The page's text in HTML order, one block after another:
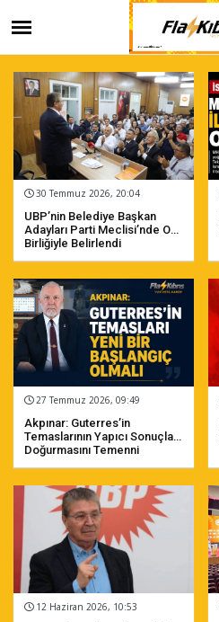
30 Temmuz 2026, 20:04
UBP’nin Belediye Başkan
Adayları Parti Meclisi’nde Oy
Birliğiyle Belirlendi
27 Temmuz 2026, 09:49
Akpınar: Guterres’in
Temaslarının Yapıcı Sonuçlar
Doğurmasını Temenni
12 Haziran 2026, 10:53